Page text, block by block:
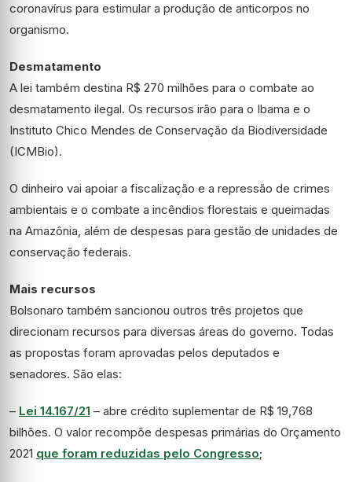
coronavírus para estimular a produção de anticorpos no
organismo.
Desmatamento
A lei também destina R$ 270 milhões para o combate ao
desmatamento ilegal. Os recursos irão para o Ibama e o
Instituto Chico Mendes de Conservação da Biodiversidade
(ICMBio).
O dinheiro vai apoiar a fiscalização e a repressão de crimes
ambientais e o combate a incêndios florestais e queimadas
na Amazônia, além de despesas para gestão de unidades de
conservação federais.
Mais recursos
Bolsonaro também sancionou outros três projetos que
direcionam recursos para diversas áreas do governo. Todas
as propostas foram aprovadas pelos deputados e
senadores. São elas:
– Lei 14.167/21 – abre crédito suplementar de R$ 19,768
bilhões. O valor recompõe despesas primárias do Orçamento
2021 que foram reduzidas pelo Congresso;